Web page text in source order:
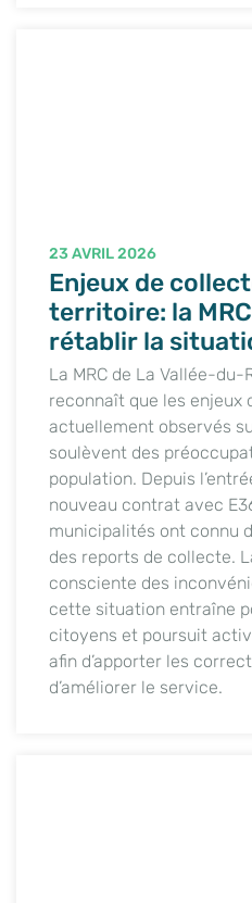
23 AVRIL 2026
Enjeux de
territoire: la
rétablir la
La MRC de La Vallée-du-
reconnaît que les enjeux
actuellement observés
soulèvent des
population. Depuis
nouveau contrat avec
municipalités ont connu
des reports de collecte.
consciente des
cette situation entraîne
citoyens et poursuit
afin d’apporter les
d’améliorer le service.